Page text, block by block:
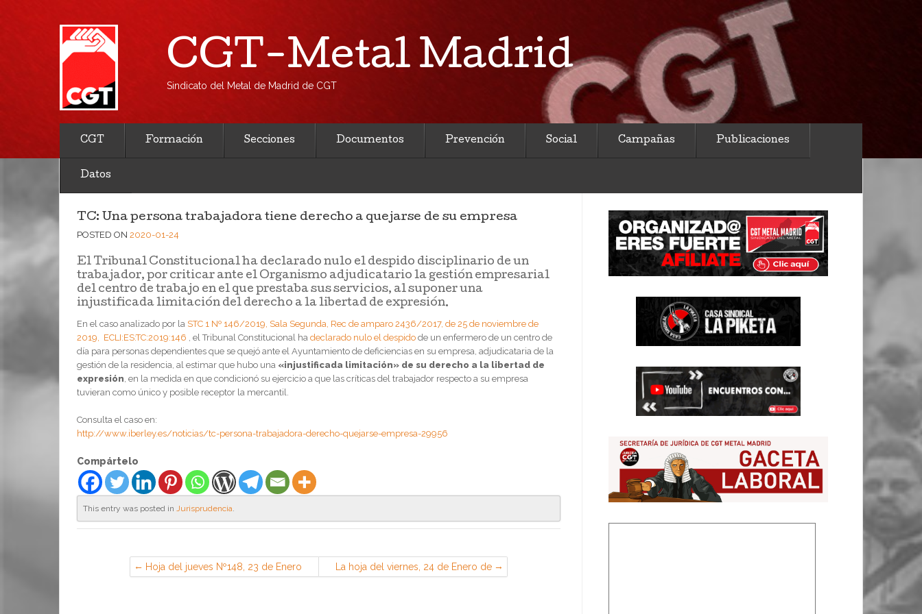
CGT-Metal Madrid
Sindicato del Metal de Madrid de CGT
CGT Formación Secciones Documentos Prevención Social Campañas Publicaciones
Datos
TC: Una persona trabajadora tiene derecho a quejarse de su empresa
POSTED ON 2020-01-24
El Tribunal Constitucional ha declarado nulo el despido disciplinario de un
trabajador, por criticar ante el Organismo adjudicatario la gestión empresarial
del centro de trabajo en el que prestaba sus servicios, al suponer una
injustificada limitación del derecho a la libertad de expresión.
En el caso analizado por la STC 1 Nº 146/2019, Sala Segunda, Rec de amparo 2436/2017, de 25 de noviembre de
2019, ECLI:ES:TC:2019:146 , el Tribunal Constitucional ha declarado nulo el despido de un enfermero de un centro de
día para personas dependientes que se quejó ante el Ayuntamiento de deficiencias en su empresa, adjudicataria de la
gestión de la residencia, al estimar que hubo una «injustificada limitación» de su derecho a la libertad de
expresión, en la medida en que condicionó su ejercicio a que las críticas del trabajador respecto a su empresa
tuvieran como único y posible receptor la mercantil.
Consulta el caso en:
http://www.iberley.es/noticias/tc-persona-trabajadora-derecho-quejarse-empresa-29956
Compártelo
This entry was posted in Jurisprudencia.
Hoja del jueves Nº148, 23 de Enero
de 2020 (Sección Sindical de CGT
La hoja del viernes, 24 de Enero de
2020 (Sección Sindical de CGT en